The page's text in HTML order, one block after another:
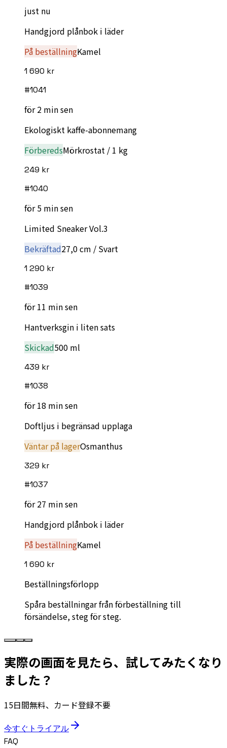
just nu
Handgjord plånbok i läder
På beställningKamel
1 690 kr
#1041
för 2 min sen
Ekologiskt kaffe-abonnemang
FörberedsMörkrostat / 1 kg
249 kr
#1040
för 5 min sen
Limited Sneaker Vol.3
Bekräftad27,0 cm / Svart
1 290 kr
#1039
för 11 min sen
Hantverksgin i liten sats
Skickad500 ml
439 kr
#1038
för 18 min sen
Doftljus i begränsad upplaga
Väntar på lagerOsmanthus
329 kr
#1037
för 27 min sen
Handgjord plånbok i läder
På beställningKamel
1 690 kr
Beställningsförlopp
Spåra beställningar från förbeställning till
försändelse, steg för steg.
実際の画面を見たら、試してみたくなり
ました？
15日間無料、カード登録不要
今すぐトライアル
FAQ